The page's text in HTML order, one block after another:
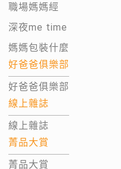
職場媽媽經
深夜me time
媽媽包裝什麼
好爸爸俱樂部
好爸爸俱樂部
線上雜誌
線上雜誌
菁品大賞
菁品大賞